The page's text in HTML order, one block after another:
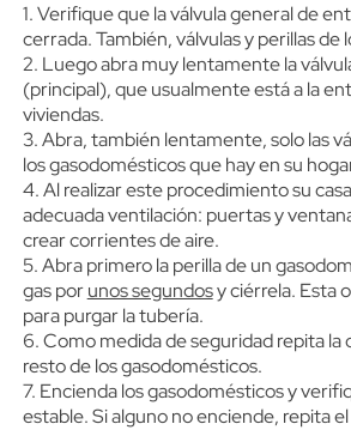
1. Verifique que la válvula general de
cerrada. También, válvulas y perillas de
2. Luego abra muy lentamente la
(principal), que usualmente está a la
viviendas.
3. Abra, también lentamente, solo las
los gasodomésticos que hay en su
4. Al realizar este procedimiento su
adecuada ventilación: puertas y
crear corrientes de aire.
5. Abra primero la perilla de un
gas porunos segundosy ciérrela. Esta
para purgar la tubería.
6. Como medida de seguridad repita la
resto de los gasodomésticos.
7. Encienda los gasodomésticos y
estable. Si alguno no enciende, repita